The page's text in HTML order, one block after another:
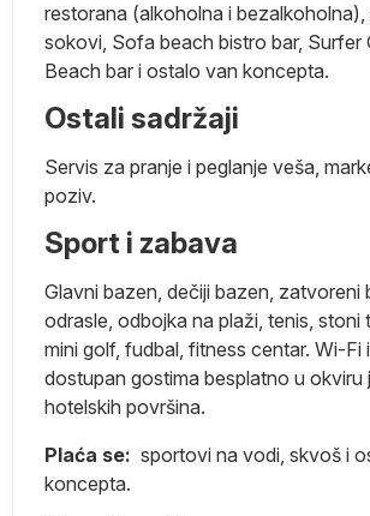
restorana (alkoholna i
sokovi, Sofa beach bistro bar, Surfer
Beach bar i ostalo van koncepta.
Ostali sadržaji
Servis za pranje i peglanje veša,
poziv.
Sport i zabava
Glavni bazen, dečiji bazen, zatvoreni
odrasle, odbojka na plaži, tenis, stoni
mini golf, fudbal, fitness centar. Wi-Fi
dostupan gostima besplatno u okviru
hotelskih površina.
Plaća se: sportovi na vodi, skvoš i
koncepta.